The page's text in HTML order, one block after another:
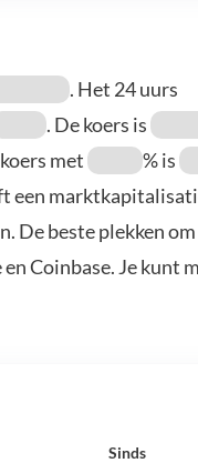
. Het 24 uurs
. De koers is
met
% is
een
De beste plekken
Coinbase. Je kunt
Sinds